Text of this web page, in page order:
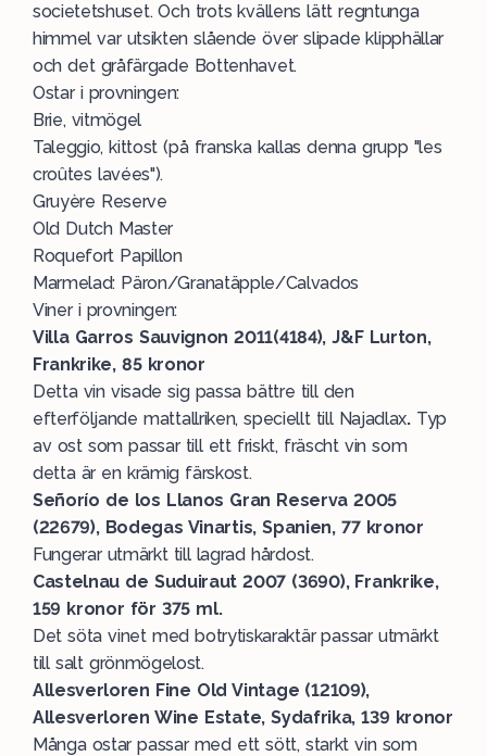
societetshuset. Och trots kvällens lätt regntunga
himmel var utsikten slående över slipade klipphällar
och det gråfärgade Bottenhavet.
Ostar i provningen:
Brie, vitmögel
Taleggio, kittost (på franska kallas denna grupp "les
croûtes lavées").
Gruyère Reserve
Old Dutch Master
Roquefort Papillon
Marmelad: Päron/Granatäpple/Calvados
Viner i provningen:
Villa Garros Sauvignon 2011(4184), J&F Lurton,
Frankrike, 85 kronor
Detta vin visade sig passa bättre till den
efterföljande mattallriken, speciellt till Najadlax. Typ
av ost som passar till ett friskt, fräscht vin som
detta är en krämig färskost.
Señorío de los Llanos Gran Reserva 2005
(22679), Bodegas Vinartis, Spanien, 77 kronor
Fungerar utmärkt till lagrad hårdost.
Castelnau de Suduiraut 2007 (3690), Frankrike,
159 kronor för 375 ml.
Det söta vinet med botrytiskaraktär passar utmärkt
till salt grönmögelost.
Allesverloren Fine Old Vintage (12109),
Allesverloren Wine Estate, Sydafrika, 139 kronor
Många ostar passar med ett sött, starkt vin som